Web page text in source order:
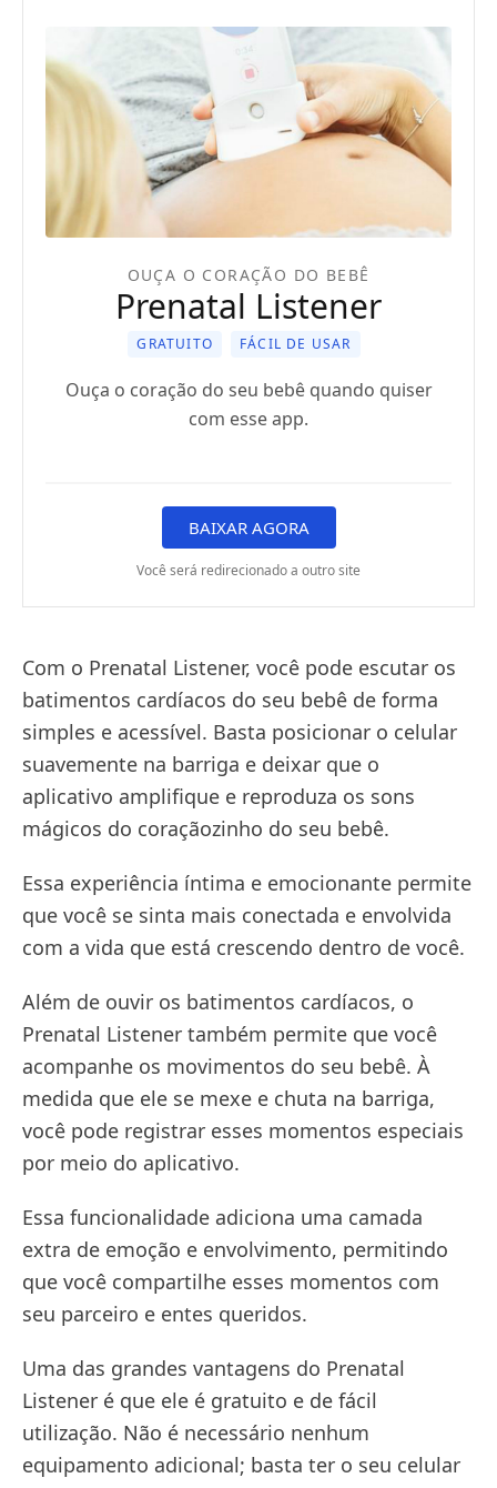
OUÇA O CORAÇÃO DO BEBÊ
Prenatal Listener
GRATUITO FÁCIL DE USAR
Ouça o coração do seu bebê quando quiser
com esse app.
BAIXAR AGORA
Você será redirecionado a outro site
Com o Prenatal Listener, você pode escutar os
batimentos cardíacos do seu bebê de forma
simples e acessível. Basta posicionar o celular
suavemente na barriga e deixar que o
aplicativo amplifique e reproduza os sons
mágicos do coraçãozinho do seu bebê.
Essa experiência íntima e emocionante permite
que você se sinta mais conectada e envolvida
com a vida que está crescendo dentro de você.
Além de ouvir os batimentos cardíacos, o
Prenatal Listener também permite que você
acompanhe os movimentos do seu bebê. À
medida que ele se mexe e chuta na barriga,
você pode registrar esses momentos especiais
por meio do aplicativo.
Essa funcionalidade adiciona uma camada
extra de emoção e envolvimento, permitindo
que você compartilhe esses momentos com
seu parceiro e entes queridos.
Uma das grandes vantagens do Prenatal
Listener é que ele é gratuito e de fácil
utilização. Não é necessário nenhum
equipamento adicional; basta ter o seu celular